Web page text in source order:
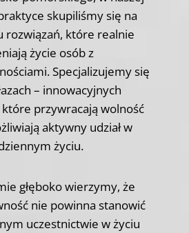
skupiliśmy się na
rozwiązań, które realnie
życie osób z
Specjalizujemy się
– innowacyjnych
przywracają wolność
aktywny udział w
życiu.
głęboko wierzymy, że
nie powinna stanowić
uczestnictwie w życiu